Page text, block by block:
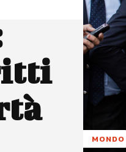
MONDO